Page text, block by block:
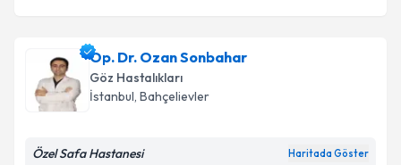
Op. Dr. Ozan Sonbahar
Göz Hastalıkları
İstanbul, Bahçelievler
Özel Safa Hastanesi Haritada Göster